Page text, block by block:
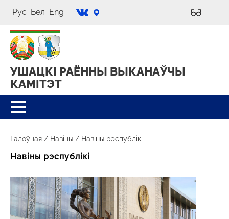
Рус Бел Eng
УШАЦКІ РАЁННЫ ВЫКАНАЎЧЫ
КАМІТЭТ
Галоўная / Навіны / Навіны рэспублікі
Навіны рэспублікі